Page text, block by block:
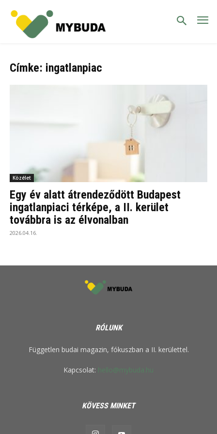
Címke: ingatlanpiac
Közélet
Egy év alatt átrendeződött Budapest
ingatlanpiaci térképe, a II. kerület
továbbra is az élvonalban
2026.04.16.
RÓLUNK
Független budai magazin, fókuszban a II. kerülettel.
Kapcsolat: hello@mybuda.hu
KÖVESS MINKET